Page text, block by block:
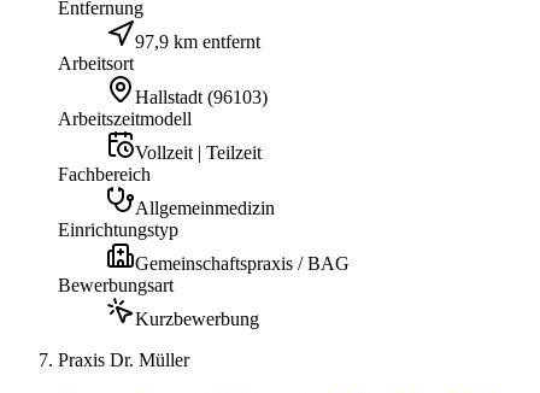
Entfernung
97,9 km entfernt
Arbeitsort
Hallstadt (96103)
Arbeitszeitmodell
Vollzeit | Teilzeit
Fachbereich
Allgemeinmedizin
Einrichtungstyp
Gemeinschaftspraxis / BAG
Bewerbungsart
Kurzbewerbung
Praxis Dr. Müller